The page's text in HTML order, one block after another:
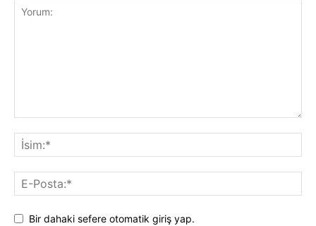
Bir dahaki sefere otomatik giriş yap.